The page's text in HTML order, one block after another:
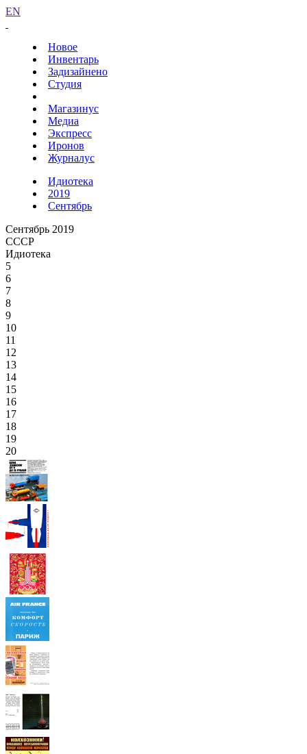
EN
Новое
Инвентарь
Задизайнено
Студия
Магазинус
Медиа
Экспресс
Иронов
Журналус
Идиотека
2019
Сентябрь
Сентябрь 2019
СССР
Идиотека
5
6
7
8
9
10
11
12
13
14
15
16
17
18
19
20